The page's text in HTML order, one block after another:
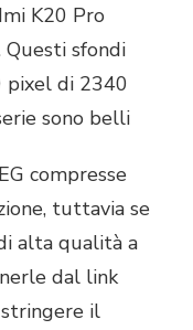
K20 Pro
sfondi
pixel di 2340
sono belli
compresse
tuttavia se
alta qualità a
dal link
il